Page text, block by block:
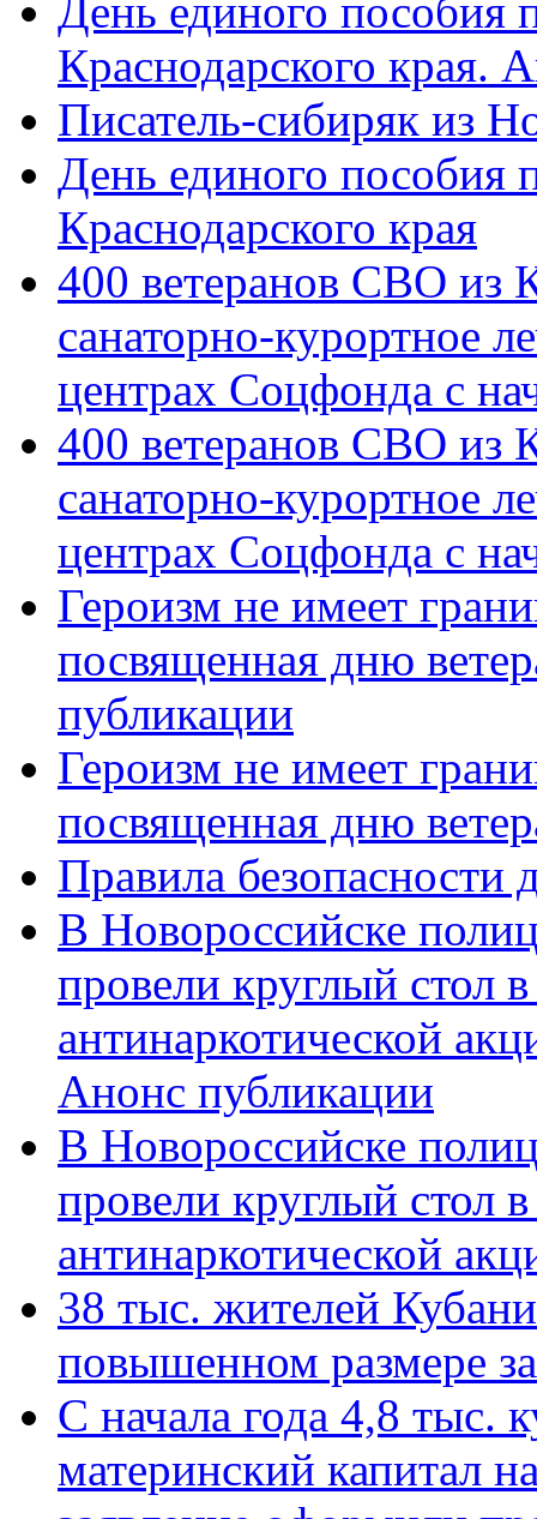
День единого пособия
Краснодарского края.
Писатель-сибиряк из
День единого пособия
Краснодарского края
400 ветеранов СВО из
санаторно-курортное
центрах Соцфонда с
400 ветеранов СВО из
санаторно-курортное
центрах Соцфонда с
Героизм не имеет
посвященная дню
публикации
Героизм не имеет
посвященная дню
Правила безопасности
В Новороссийске
провели круглый стол
антинаркотической
Анонс публикации
В Новороссийске
провели круглый стол
антинаркотической
38 тыс. жителей
повышенном размере
С начала года 4,8 тыс.
материнский капитал